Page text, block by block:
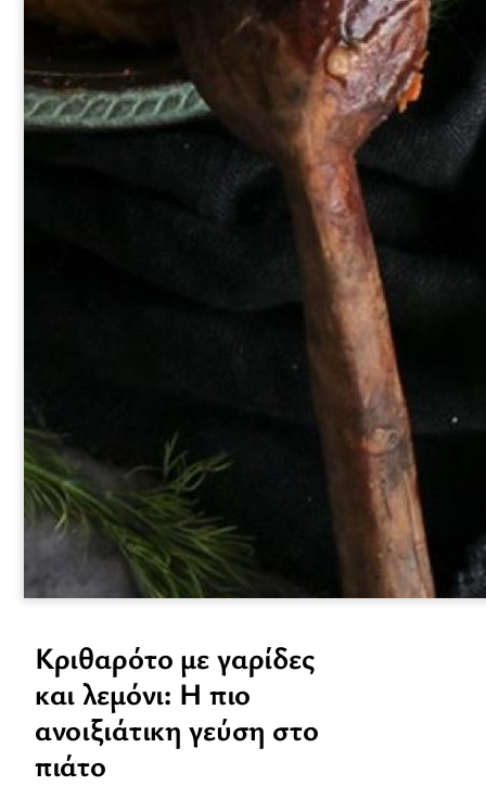
Κριθαρότο με γαρίδες
και λεμόνι: H πιο
ανοιξιάτικη γεύση στο
πιάτο